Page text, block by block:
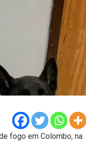
fogo em Colombo, na